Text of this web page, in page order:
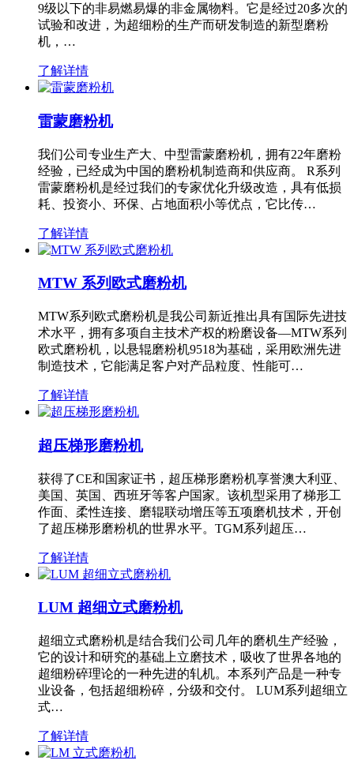
9级以下的非易燃易爆的非金属物料。它是经过20多次的
试验和改进，为超细粉的生产而研发制造的新型磨粉
机，…
了解详情
雷蒙磨粉机
我们公司专业生产大、中型雷蒙磨粉机，拥有22年磨粉
经验，已经成为中国的磨粉机制造商和供应商。 R系列
雷蒙磨粉机是经过我们的专家优化升级改造，具有低损
耗、投资小、环保、占地面积小等优点，它比传…
了解详情
MTW 系列欧式磨粉机
MTW系列欧式磨粉机是我公司新近推出具有国际先进技
术水平，拥有多项自主技术产权的粉磨设备—MTW系列
欧式磨粉机，以悬辊磨粉机9518为基础，采用欧洲先进
制造技术，它能满足客户对产品粒度、性能可…
了解详情
超压梯形磨粉机
获得了CE和国家证书，超压梯形磨粉机享誉澳大利亚、
美国、英国、西班牙等客户国家。该机型采用了梯形工
作面、柔性连接、磨辊联动增压等五项磨机技术，开创
了超压梯形磨粉机的世界水平。TGM系列超压…
了解详情
LUM 超细立式磨粉机
超细立式磨粉机是结合我们公司几年的磨机生产经验，
它的设计和研究的基础上立磨技术，吸收了世界各地的
超细粉碎理论的一种先进的轧机。本系列产品是一种专
业设备，包括超细粉碎，分级和交付。 LUM系列超细立
式…
了解详情